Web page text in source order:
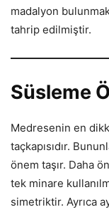
madalyon
tahrip edilmiştir.
Süsleme
Medresenin en
taçkapısıdır.
önem taşır. Daha
tek minare
simetriktir. Ayrıca